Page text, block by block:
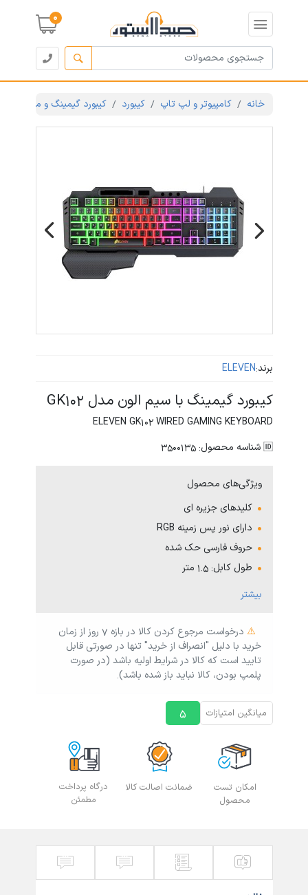
0
خانه کامپیوتر و لپ تاپ کیبورد کیبورد گیمینگ و مکانیکال
برند:ELEVEN
کیبورد گیمینگ با سیم الون مدل GK102
ELEVEN GK102 WIRED GAMING KEYBOARD
🆔 شناسه محصول: 3500135
ویژگی‌های محصول
کلیدهای جزیره ای
دارای نور پس زمینه RGB
حروف فارسی حک شده
طول کابل: 1.5 متر
طریق کلید FN
دارای پد مچی مخصوص سمت چپ کیبورد به صورت
مگنتی
قابلیت خاموش و روشن کردن نور کیبورد
برابر ضربه، فشار و سایر آسیب های فیزیکی
دارای دو حالت نور RGB متفاوت
بیشتر
⚠️
درخواست مرجوع کردن کالا در بازه ۷ روز از زمان
خرید با دلیل "انصراف از خرید" تنها در صورتی قابل
تایید است که کالا در شرایط اولیه باشد (در صورت
پلمپ بودن، کالا نباید باز شده باشد).
میانگین امتیازات 5
امکان تست
محصول
ضمانت اصالت کالا
درگاه پرداخت
مطمئن